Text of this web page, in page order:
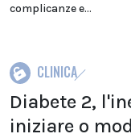
complicanze e...
CLINICA
Diabete 2,
iniziare o